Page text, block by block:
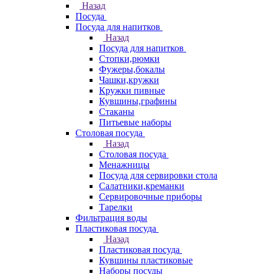
Назад
Посуда
Посуда для напитков
Назад
Посуда для напитков
Стопки,рюмки
Фужеры,бокалы
Чашки,кружки
Кружки пивные
Кувшины,графины
Стаканы
Питьевые наборы
Столовая посуда
Назад
Столовая посуда
Менажницы
Посуда для сервировки стола
Салатники,креманки
Сервировочные приборы
Тарелки
Фильтрация воды
Пластиковая посуда
Назад
Пластиковая посуда
Кувшины пластиковые
Наборы посуды